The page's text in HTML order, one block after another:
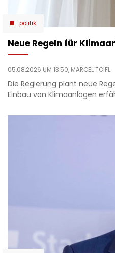
politik
Neue Regeln für
05.08.2026 UM 13:50, MARCEL TOIFL
Die Regierung plant neue
Einbau von Klimaanlagen